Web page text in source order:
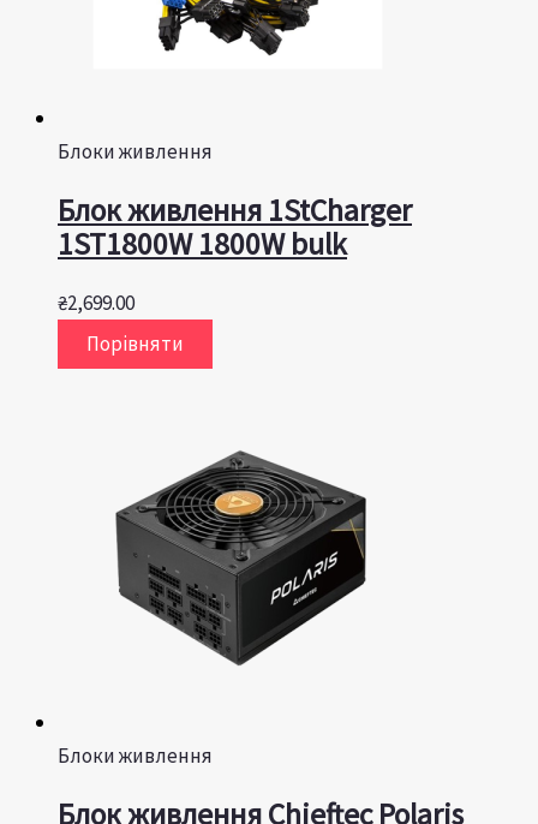
Блоки живлення
Блок живлення 1StCharger
1ST1800W 1800W bulk
₴2,699.00
Порівняти
Блоки живлення
Блок живлення Chieftec Polaris